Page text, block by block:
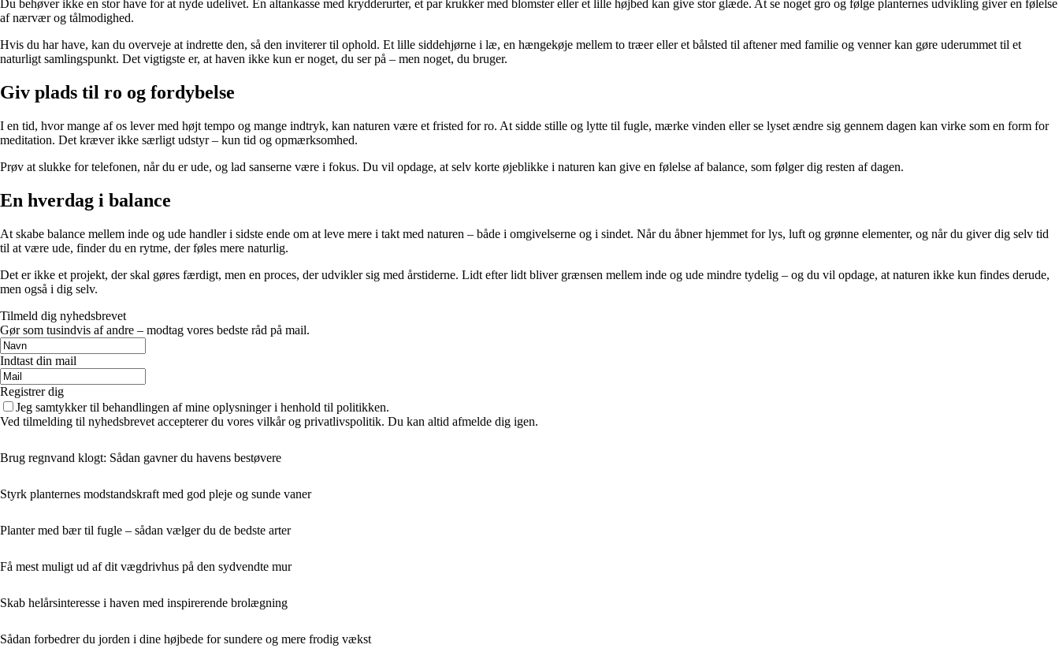
Du behøver ikke en stor have for at nyde udelivet. En altankasse med krydderurter, et par krukker med blomster eller et lille højbed kan give stor glæde. At se noget gro og følge planternes udvikling giver en følelse
af nærvær og tålmodighed.
Hvis du har have, kan du overveje at indrette den, så den inviterer til ophold. Et lille siddehjørne i læ, en hængekøje mellem to træer eller et bålsted til aftener med familie og venner kan gøre uderummet til et
naturligt samlingspunkt. Det vigtigste er, at haven ikke kun er noget, du ser på – men noget, du bruger.
Giv plads til ro og fordybelse
I en tid, hvor mange af os lever med højt tempo og mange indtryk, kan naturen være et fristed for ro. At sidde stille og lytte til fugle, mærke vinden eller se lyset ændre sig gennem dagen kan virke som en form for
meditation. Det kræver ikke særligt udstyr – kun tid og opmærksomhed.
Prøv at slukke for telefonen, når du er ude, og lad sanserne være i fokus. Du vil opdage, at selv korte øjeblikke i naturen kan give en følelse af balance, som følger dig resten af dagen.
En hverdag i balance
At skabe balance mellem inde og ude handler i sidste ende om at leve mere i takt med naturen – både i omgivelserne og i sindet. Når du åbner hjemmet for lys, luft og grønne elementer, og når du giver dig selv tid
til at være ude, finder du en rytme, der føles mere naturlig.
Det er ikke et projekt, der skal gøres færdigt, men en proces, der udvikler sig med årstiderne. Lidt efter lidt bliver grænsen mellem inde og ude mindre tydelig – og du vil opdage, at naturen ikke kun findes derude,
men også i dig selv.
Tilmeld dig nyhedsbrevet
Gør som tusindvis af andre – modtag vores bedste råd på mail.
Indtast din mail
Registrer dig
Jeg samtykker til behandlingen af mine oplysninger i henhold til politikken.
Ved tilmelding til nyhedsbrevet accepterer du vores vilkår og privatlivspolitik. Du kan altid afmelde dig igen.
Brug regnvand klogt: Sådan gavner du havens bestøvere
Styrk planternes modstandskraft med god pleje og sunde vaner
Planter med bær til fugle – sådan vælger du de bedste arter
Få mest muligt ud af dit vægdrivhus på den sydvendte mur
Skab helårsinteresse i haven med inspirerende brolægning
Sådan forbedrer du jorden i dine højbede for sundere og mere frodig vækst